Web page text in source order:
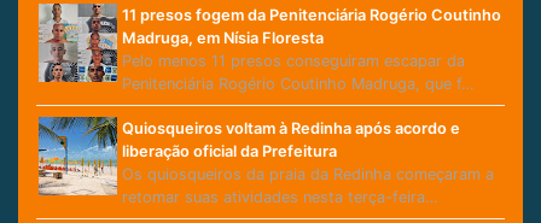
11 presos fogem da Penitenciária Rogério Coutinho
Madruga, em Nísia Floresta
Pelo menos 11 presos conseguiram escapar da
Penitenciária Rogério Coutinho Madruga, que f…
Quiosqueiros voltam à Redinha após acordo e
liberação oficial da Prefeitura
Os quiosqueiros da praia da Redinha começaram a
retomar suas atividades nesta terça-feira…